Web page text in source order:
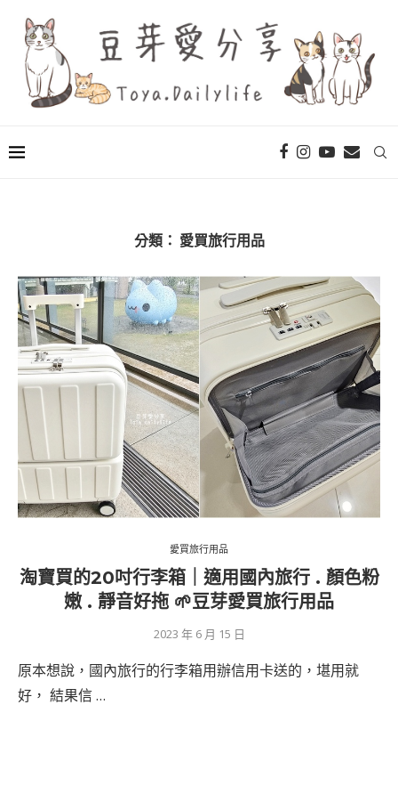
分類： 愛買旅行用品
愛買旅行用品
淘寶買的20吋行李箱｜適用國內旅行 . 顏色粉
嫩 . 靜音好拖 🌱豆芽愛買旅行用品
2023 年 6 月 15 日
原本想說，國內旅行的行李箱用辦信用卡送的，堪用就
好， 結果信 …